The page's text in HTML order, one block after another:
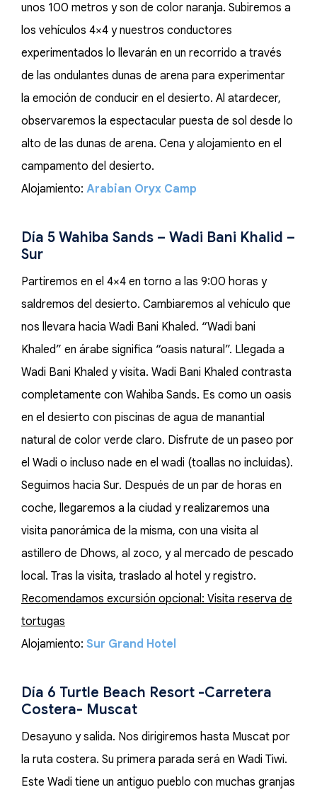
unos 100 metros y son de color naranja. Subiremos a
los vehículos 4×4 y nuestros conductores
experimentados lo llevarán en un recorrido a través
de las ondulantes dunas de arena para experimentar
la emoción de conducir en el desierto. Al atardecer,
observaremos la espectacular puesta de sol desde lo
alto de las dunas de arena. Cena y alojamiento en el
campamento del desierto.
Alojamiento: Arabian Oryx Camp
Día 5 Wahiba Sands – Wadi Bani Khalid –
Sur
Partiremos en el 4×4 en torno a las 9:00 horas y
saldremos del desierto. Cambiaremos al vehículo que
nos llevara hacia Wadi Bani Khaled. “Wadi bani
Khaled” en árabe significa “oasis natural”. Llegada a
Wadi Bani Khaled y visita. Wadi Bani Khaled contrasta
completamente con Wahiba Sands. Es como un oasis
en el desierto con piscinas de agua de manantial
natural de color verde claro. Disfrute de un paseo por
el Wadi o incluso nade en el wadi (toallas no incluidas).
Seguimos hacia Sur. Después de un par de horas en
coche, llegaremos a la ciudad y realizaremos una
visita panorámica de la misma, con una visita al
astillero de Dhows, al zoco, y al mercado de pescado
local. Tras la visita, traslado al hotel y registro.
Recomendamos excursión opcional: Visita reserva de
tortugas
Alojamiento: Sur Grand Hotel
Día 6 Turtle Beach Resort -Carretera
Costera- Muscat
Desayuno y salida. Nos dirigiremos hasta Muscat por
la ruta costera. Su primera parada será en Wadi Tiwi.
Este Wadi tiene un antiguo pueblo con muchas granjas